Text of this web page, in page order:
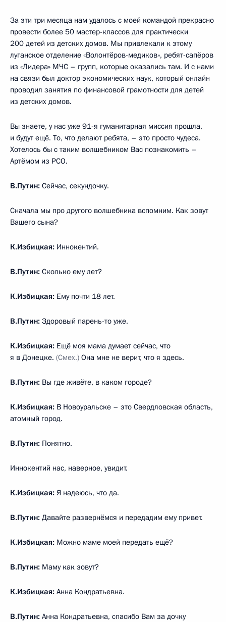
За эти три месяца нам удалось с моей командой прекрасно
провести более 50 мастер-классов для практически
200 детей из детских домов. Мы привлекали к этому
луганское отделение «Волонтёров-медиков», ребят-сапёров
из «Лидера» МЧС – групп, которые оказались там. И с нами
на связи был доктор экономических наук, который онлайн
проводил занятия по финансовой грамотности для детей
из детских домов.
Вы знаете, у нас уже 91-я гуманитарная миссия прошла,
и будут ещё. То, что делают ребята, – это просто чудеса.
Хотелось бы с таким волшебником Вас познакомить –
Артёмом из РСО.
В.Путин: Сейчас, секундочку.
Сначала мы про другого волшебника вспомним. Как зовут
Вашего сына?
К.Избицкая: Иннокентий.
В.Путин: Сколько ему лет?
К.Избицкая: Ему почти 18 лет.
В.Путин: Здоровый парень-то уже.
К.Избицкая: Ещё моя мама думает сейчас, что
я в Донецке. (Смех.) Она мне не верит, что я здесь.
В.Путин: Вы где живёте, в каком городе?
К.Избицкая: В Новоуральске – это Свердловская область,
атомный город.
В.Путин: Понятно.
Иннокентий нас, наверное, увидит.
К.Избицкая: Я надеюсь, что да.
В.Путин: Давайте развернёмся и передадим ему привет.
К.Избицкая: Можно маме моей передать ещё?
В.Путин: Маму как зовут?
К.Избицкая: Анна Кондратьевна.
В.Путин: Анна Кондратьевна, спасибо Вам за дочку